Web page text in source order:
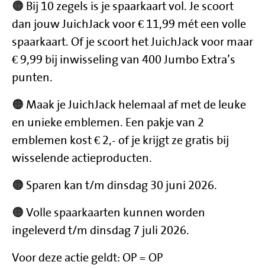
🟠 Bij 10 zegels is je spaarkaart vol. Je scoort
dan jouw JuichJack voor € 11,99 mét een volle
spaarkaart. Of je scoort het JuichJack voor maar
€ 9,99 bij inwisseling van 400 Jumbo Extra’s
punten.
🟠 Maak je JuichJack helemaal af met de leuke
en unieke emblemen. Een pakje van 2
emblemen kost € 2,- of je krijgt ze gratis bij
wisselende actieproducten.
🟠 Sparen kan t/m dinsdag 30 juni 2026.
🟠 Volle spaarkaarten kunnen worden
ingeleverd t/m dinsdag 7 juli 2026.
Voor deze actie geldt: OP = OP